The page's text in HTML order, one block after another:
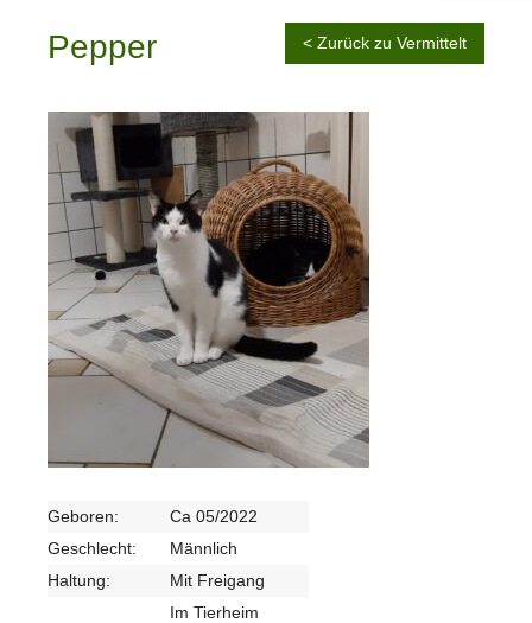
Pepper < Zurück zu Vermittelt
Geboren:
Ca 05/2022
Geschlecht:
Männlich
Haltung:
Mit Freigang
Im Tierheim